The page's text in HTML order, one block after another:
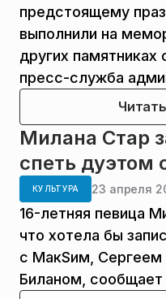
предстоящему
выполнили на
других памятниках
пресс-служба
Милана Стар
спеть дуэтом
КУЛЬТУРА 23 апреля
16-летняя певица
что хотела бы
с МакSим,
Биланом, сообщает